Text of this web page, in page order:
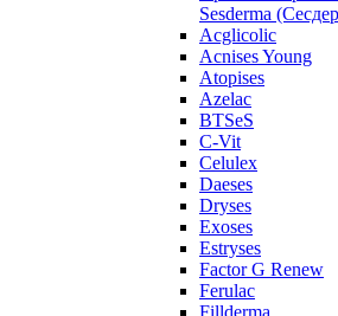
Sesderma
Acglicolic
Acnises Young
Atopises
Azelac
BTSeS
C‑Vit
Celulex
Daeses
Dryses
Exoses
Estryses
Factor G Renew
Ferulac
Fillderma